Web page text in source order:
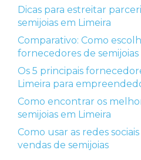
Dicas para estreitar
semijoias em Limeira
Comparativo: Como
fornecedores de semijoias
Os 5 principais
Limeira para
Como encontrar os
semijoias em Limeira
Como usar as redes
vendas de semijoias